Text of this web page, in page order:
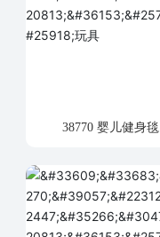
38770 婴儿健身毯